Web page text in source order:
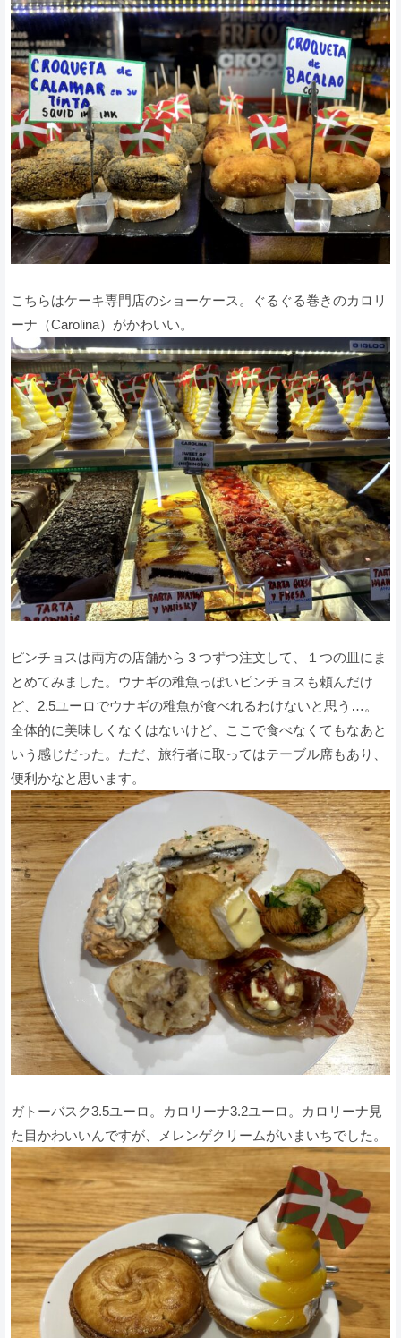
こちらはケーキ専門店のショーケース。ぐるぐる巻きのカロリ
ーナ（Carolina）がかわいい。
ピンチョスは両方の店舗から３つずつ注文して、１つの皿にま
とめてみました。ウナギの稚魚っぽいピンチョスも頼んだけ
ど、2.5ユーロでウナギの稚魚が食べれるわけないと思う…。
全体的に美味しくなくはないけど、ここで食べなくてもなあと
いう感じだった。ただ、旅行者に取ってはテーブル席もあり、
便利かなと思います。
ガトーバスク3.5ユーロ。カロリーナ3.2ユーロ。カロリーナ見
た目かわいいんですが、メレンゲクリームがいまいちでした。